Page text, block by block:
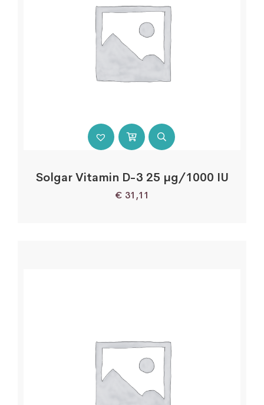
Solgar Vitamin D-3 25 µg/1000 IU
€ 31,11